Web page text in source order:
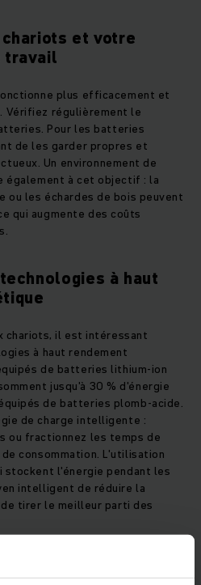
et votre
travail
plus efficacement et
Vérifiez régulièrement le
Pour les batteries
de les garder propres et
Un environnement de
également à cet objectif : la
ou les échardes de bois peuvent
qui augmente des coûts
à haut
chariots, il est intéressant
à haut rendement
de batteries lithium-ion
jusqu'à 30 % d'énergie
de batteries plomb-acide.
de charge intelligente :
ou fractionnez les temps de
consommation. L'utilisation
l'énergie pendant les
intelligent de réduire la
tirer le meilleur parti des